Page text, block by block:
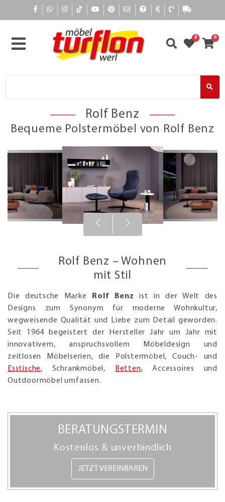
0 0
Rolf Benz
Bequeme Polstermöbel von Rolf Benz
Rolf Benz – Wohnen
mit Stil
Die deutsche Marke Rolf Benz
ist in der Welt des
Designs zum Synonym für moderne Wohnkultur,
wegweisende Qualität und Liebe zum Detail geworden.
Seit 1964 begeistert der Hersteller Jahr um Jahr mit
innovativem, anspruchsvollem Möbeldesign und
zeitlosen Möbelserien, die Polstermöbel, Couch- und
Esstische, Schrankmöbel, Betten, Accessoires und
Outdoormöbel umfassen.
BERATUNGSTERMIN
Kostenlos & unverbindlich
JETZT VEREINBAREN